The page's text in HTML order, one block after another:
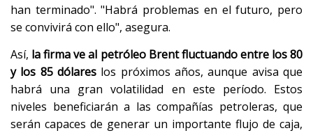
han terminado". "Habrá problemas en el futuro, pero
se convivirá con ello", asegura.
Así, la firma ve al petróleo Brent fluctuando entre los 80
y los 85 dólares los próximos años, aunque avisa que
habrá una gran volatilidad en este período. Estos
niveles beneficiarán a las compañías petroleras, que
serán capaces de generar un importante flujo de caja,